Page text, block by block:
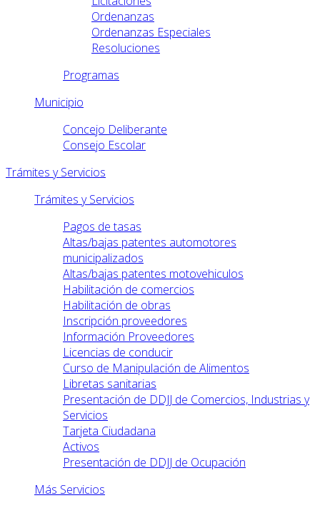
Ordenanzas
Ordenanzas Especiales
Resoluciones
Programas
Municipio
Concejo Deliberante
Consejo Escolar
Trámites y Servicios
Trámites y Servicios
Pagos de tasas
Altas/bajas patentes automotores
municipalizados
Altas/bajas patentes motovehiculos
Habilitación de comercios
Habilitación de obras
Inscripción proveedores
Información Proveedores
Licencias de conducir
Curso de Manipulación de Alimentos
Libretas sanitarias
Presentación de DDJJ de Comercios, Industrias y
Servicios
Tarjeta Ciudadana
Activos
Presentación de DDJJ de Ocupación
Más Servicios